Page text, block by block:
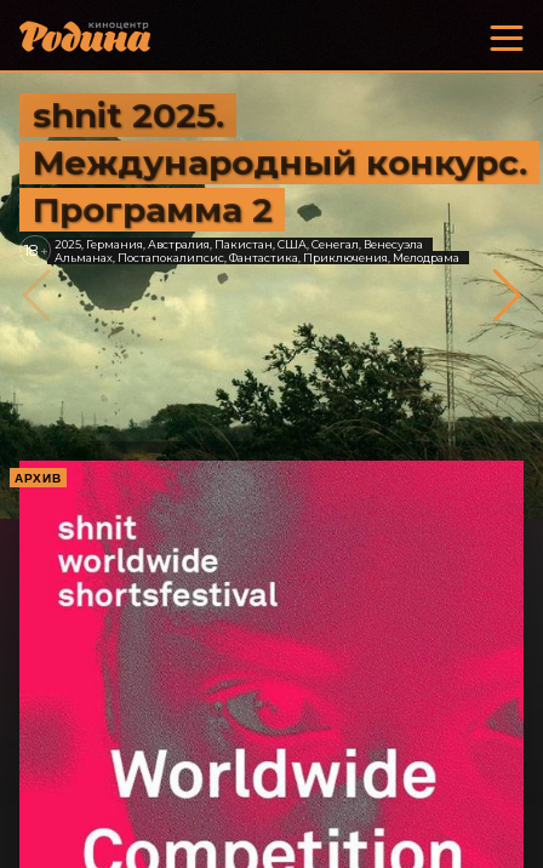
shnit 2025.
Международный конкурс.
Программа 2
18 + 2025, Германия, Австралия, Пакистан, США, Сенегал, Венесуэла
Альманах, Постапокалипсис, Фантастика, Приключения, Мелодрама
АРХИВ